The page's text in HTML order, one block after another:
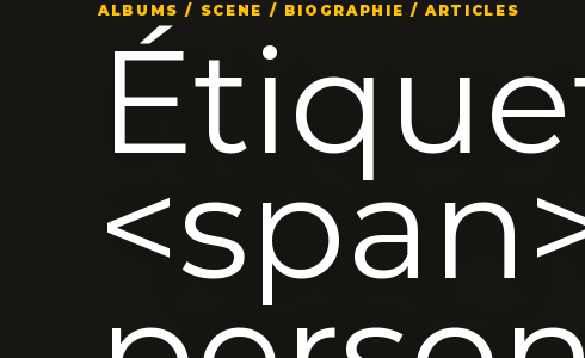
ALBUMS / SCENE / BIOGRAPHIE / ARTICLES